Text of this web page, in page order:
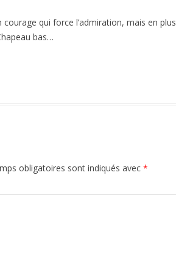
qui force l’admiration, mais en plus
bas…
obligatoires sont indiqués avec *